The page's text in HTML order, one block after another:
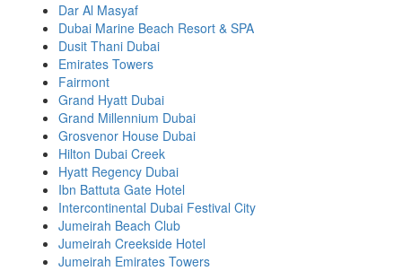
Dar Al Masyaf
Dubai Marine Beach Resort & SPA
Dusit Thani Dubai
Emirates Towers
Fairmont
Grand Hyatt Dubai
Grand Millennium Dubai
Grosvenor House Dubai
Hilton Dubai Creek
Hyatt Regency Dubai
Ibn Battuta Gate Hotel
Intercontinental Dubai Festival City
Jumeirah Beach Club
Jumeirah Creekside Hotel
Jumeirah Emirates Towers